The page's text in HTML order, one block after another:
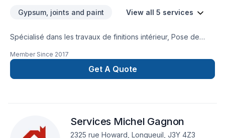
Gypsum, joints and paint View all 5 services
Spécialisé dans les travaux de finitions intérieur, Pose de
Member Since 2017
Get A Quote
Services Michel Gagnon
2325 rue Howard, Longueuil, J3Y 4Z3